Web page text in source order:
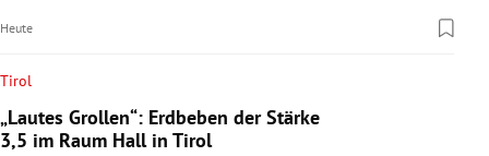
Heute
Tirol
„Lautes Grollen“: Erdbeben der Stärke
3,5 im Raum Hall in Tirol